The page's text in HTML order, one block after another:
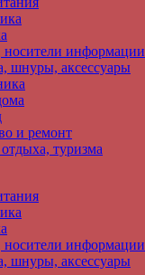
информации
шнуры, аксессуары
и ремонт
туризма
информации
шнуры, аксессуары